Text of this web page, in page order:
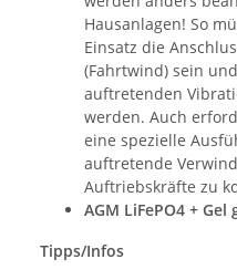
Hausanlagen! So
Einsatz die
(Fahrtwind) sein
auftretenden
werden. Auch
eine spezielle
auftretende
Auftriebskräfte zu
AGM LiFePO4 + Gel
Tipps/Infos